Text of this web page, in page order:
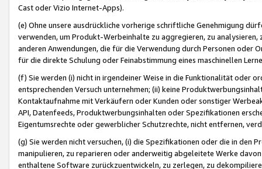
Cast oder Vizio Internet-Apps).
(e) Ohne unsere ausdrückliche vorherige schriftliche Genehmigung
verwenden, um Produkt-Werbeinhalte zu aggregieren, zu
anderen Anwendungen, die für die Verwendung durch Personen
für die direkte Schulung oder Feinabstimmung eines maschinellen
(f) Sie werden (i) nicht in irgendeiner Weise in die Funktionalität oder
entsprechenden Versuch unternehmen; (ii) keine
Kontaktaufnahme mit Verkäufern oder Kunden oder sonstiger
API, Datenfeeds, Produktwerbungsinhalten oder Spezifikationen
Eigentumsrechte oder gewerblicher Schutzrechte, nicht entfernen,
(g) Sie werden nicht versuchen, (i) die Spezifikationen oder die in
manipulieren, zu reparieren oder anderweitig abgeleitete Werke
enthaltene Software zurückzuentwickeln, zu zerlegen, zu